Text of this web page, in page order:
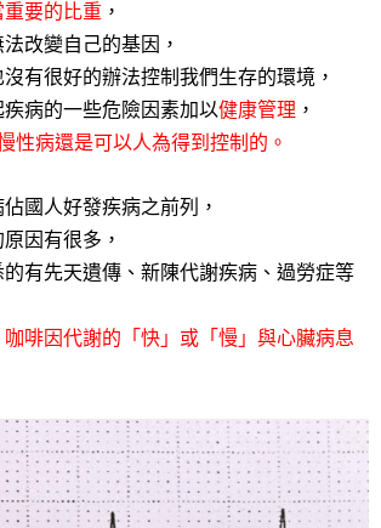
要的比重 ，
改變自己的基因，
有很好的辦法控制我們生存的環境，
病的一些危險因素加以健康管理 ，
性病還是可以人為得到控制的。
國人好發疾病之前列，
因有很多，
有先天遺傳、新陳代謝疾病、過勞症等
咖啡因代謝的「快」或「慢」與心臟病息